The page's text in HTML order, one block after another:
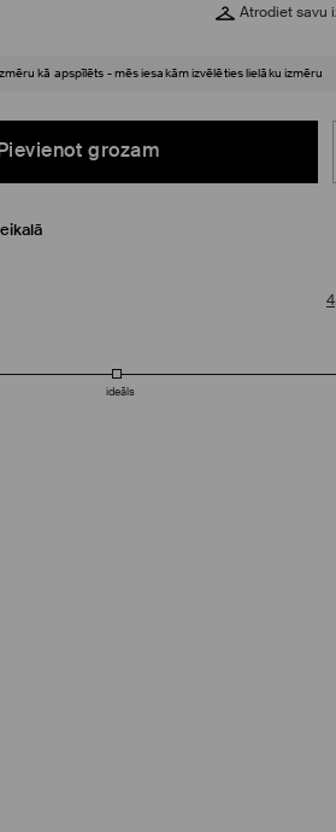
Atrodiet savu
kā apspīlēts - mēs iesakām izvēlēties lielāku izmēru
grozam
ideāls